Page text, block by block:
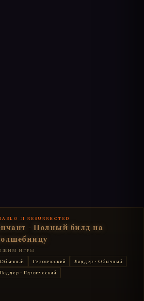
II RESURRECTED
- Полный билд на
ИГРЫ
Обычный Героический
Ладдер · Обычный
Ладдер · Героический